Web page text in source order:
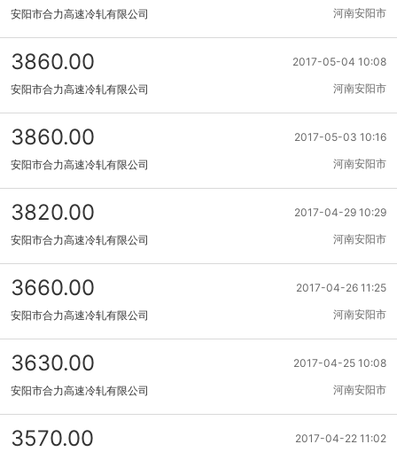
河南安阳市
安阳市合力高速冷轧有限公司
2017-05-04 10:08
3860.00
河南安阳市
安阳市合力高速冷轧有限公司
2017-05-03 10:16
3860.00
河南安阳市
安阳市合力高速冷轧有限公司
2017-04-29 10:29
3820.00
河南安阳市
安阳市合力高速冷轧有限公司
2017-04-26 11:25
3660.00
河南安阳市
安阳市合力高速冷轧有限公司
2017-04-25 10:08
3630.00
河南安阳市
安阳市合力高速冷轧有限公司
2017-04-22 11:02
3570.00